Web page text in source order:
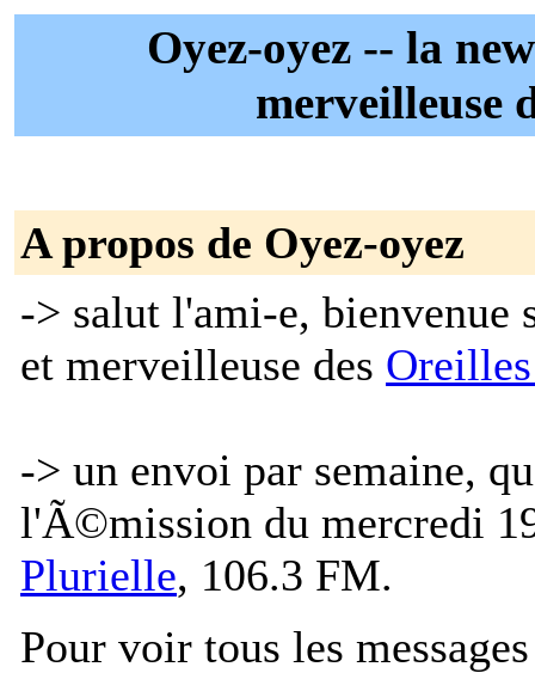
Oyez-oyez -- la
merveilleuse
A propos de Oyez-oyez
-> salut l'ami-e, bienvenue
et merveilleuse des
-> un envoi par semaine,
l'Ã©mission du mercredi
Plurielle, 106.3 FM.
Pour voir tous les